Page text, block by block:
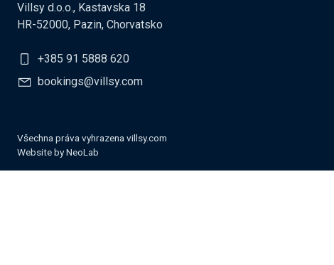
Villsy d.o.o., Kastavska 18
HR-52000, Pazin, Chorvatsko
+385 91 5888 620
bookings@villsy.com
Všechna práva vyhrazena villsy.com
Website byNeoLab